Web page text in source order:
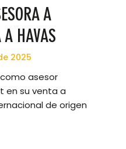
A
HAVAS
2025
asesor
en su venta a
de origen